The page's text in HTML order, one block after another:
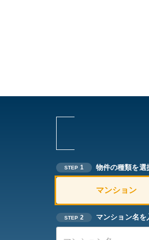
STEP 1 物件の種類を選
マンション
STEP 2 マンション名